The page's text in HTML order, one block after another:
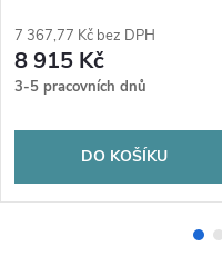
7 367,77 Kč bez DPH
8 915 Kč
3-5 pracovních dnů
DO KOŠÍKU